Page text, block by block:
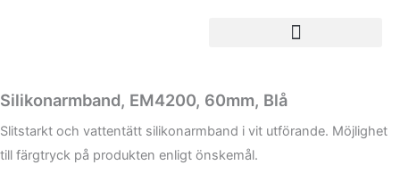
Silikonarmband, EM4200, 60mm, Blå
Slitstarkt och vattentätt silikonarmband i vit utförande. Möjlighet
till färgtryck på produkten enligt önskemål.